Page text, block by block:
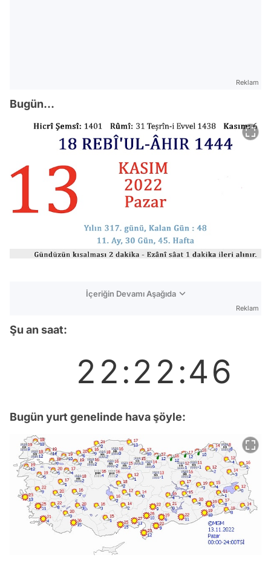
Reklam
Bugün...
İçeriğin Devamı Aşağıda
Reklam
Şu an saat:
Bugün yurt genelinde hava şöyle: